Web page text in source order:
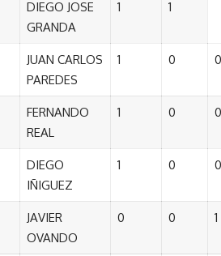
DIEGO JOSE
GRANDA
1 1
JUAN CARLOS
PAREDES
1 0 0
FERNANDO
REAL
1 0 0
DIEGO
IÑIGUEZ
1 0 0
JAVIER
OVANDO
0 0 1